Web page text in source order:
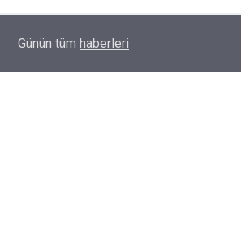
Koray'ı bir tek onlar hatırladı
Günün tüm haberleri